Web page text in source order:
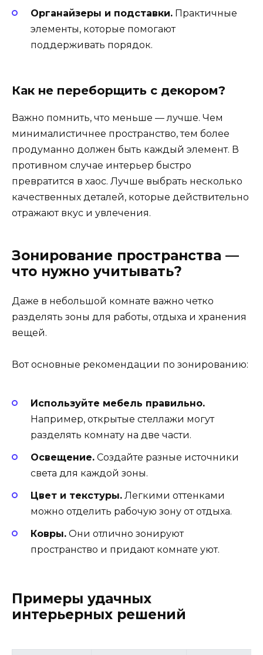
Органайзеры и подставки. Практичные
элементы, которые помогают
поддерживать порядок.
Как не переборщить с декором?
Важно помнить, что меньше — лучше. Чем
минималистичнее пространство, тем более
продуманно должен быть каждый элемент. В
противном случае интерьер быстро
превратится в хаос. Лучше выбрать несколько
качественных деталей, которые действительно
отражают вкус и увлечения.
Зонирование пространства —
что нужно учитывать?
Даже в небольшой комнате важно четко
разделять зоны для работы, отдыха и хранения
вещей.
Вот основные рекомендации по зонированию:
Используйте мебель правильно.
Например, открытые стеллажи могут
разделять комнату на две части.
Освещение. Создайте разные источники
света для каждой зоны.
Цвет и текстуры. Легкими оттенками
можно отделить рабочую зону от отдыха.
Ковры. Они отлично зонируют
пространство и придают комнате уют.
Примеры удачных
интерьерных решений